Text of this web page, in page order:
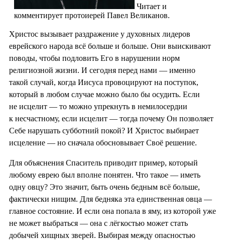
Читает и
комментирует протоиерей Павел Великанов.
Христос вызывает раздражение у духовных лидеров
еврейского народа всё больше и больше. Они выискивают
поводы, чтобы подловить Его в нарушении норм
религиозной жизни. И сегодня перед нами — именно
такой случай, когда Иисуса провоцируют на поступок,
который в любом случае можно было бы осудить. Если
не исцелит — то можно упрекнуть в немилосердии
к несчастному, если исцелит — тогда почему Он позволяет
Себе нарушать субботний покой? И Христос выбирает
исцеление — но сначала обосновывает Своё решение.
Для объяснения Спаситель приводит пример, который
любому еврею был вполне понятен. Что такое — иметь
одну овцу? Это значит, быть очень бедным всё больше,
фактически нищим. Для бедняка эта единственная овца —
главное состояние. И если она попала в яму, из которой уже
не может выбраться — она с лёгкостью может стать
добычей хищных зверей. Выбирая между опасностью